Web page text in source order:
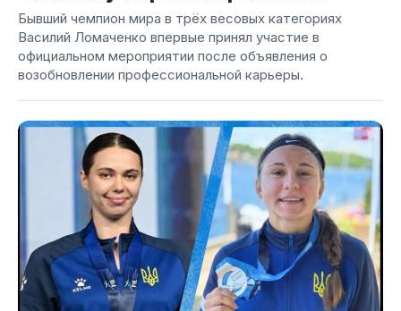
Бывший чемпион мира в трёх весовых категориях
Василий Ломаченко впервые принял участие в
официальном мероприятии после объявления о
возобновлении профессиональной карьеры.